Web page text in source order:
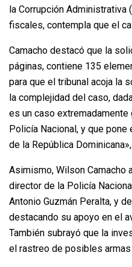
la Corrupción Administrativa
fiscales, contempla que el
Camacho destacó que la
páginas, contiene 135
para que el tribunal acoja la
la complejidad del caso,
es un caso
Policía Nacional, y que
de la República
Asimismo, Wilson Camacho
director de la Policía
Antonio Guzmán Peralta, y
destacando su apoyo en el
También subrayó que la
el rastreo de posibles